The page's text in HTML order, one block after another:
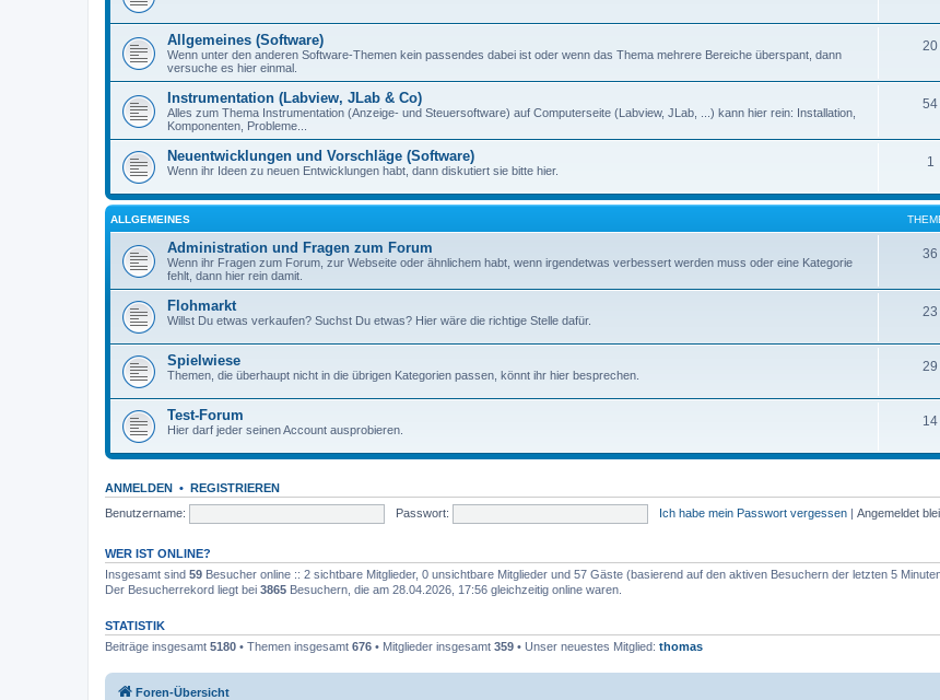
Allgemeines (Software)
Wenn unter den anderen Software-Themen kein passendes dabei ist oder wenn das Thema mehrere Bereiche überspant, dann
versuche es hier einmal.
20
Instrumentation (Labview, JLab & Co)
Alles zum Thema Instrumentation (Anzeige- und Steuersoftware) auf Computerseite (Labview, JLab, ...) kann hier rein: Installation,
Komponenten, Probleme...
54
Neuentwicklungen und Vorschläge (Software)
Wenn ihr Ideen zu neuen Entwicklungen habt, dann diskutiert sie bitte hier.
1
ALLGEMEINES
Administration und Fragen zum Forum
Wenn ihr Fragen zum Forum, zur Webseite oder ähnlichem habt, wenn irgendetwas verbessert werden muss oder eine Kategorie
fehlt, dann hier rein damit.
36
Flohmarkt
Willst Du etwas verkaufen? Suchst Du etwas? Hier wäre die richtige Stelle dafür.
23
Spielwiese
Themen, die überhaupt nicht in die übrigen Kategorien passen, könnt ihr hier besprechen.
29
Test-Forum
Hier darf jeder seinen Account ausprobieren.
14
ANMELDEN • REGISTRIEREN
Benutzername:
Passwort: Ich habe mein Passwort vergessen | Angemeldet
WER IST ONLINE?
Insgesamt sind 59 Besucher online :: 2 sichtbare Mitglieder, 0 unsichtbare Mitglieder und 57 Gäste (basierend auf den aktiven Besuchern der letzten 5
Der Besucherrekord liegt bei 3865 Besuchern, die am 28.04.2026, 17:56 gleichzeitig online waren.
STATISTIK
Beiträge insgesamt 5180 • Themen insgesamt 676 • Mitglieder insgesamt 359 • Unser neuestes Mitglied: thomas
Foren-Übersicht